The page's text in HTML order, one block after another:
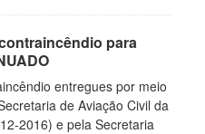
para
entregues por meio
de Aviação Civil da
2016) e pela Secretaria